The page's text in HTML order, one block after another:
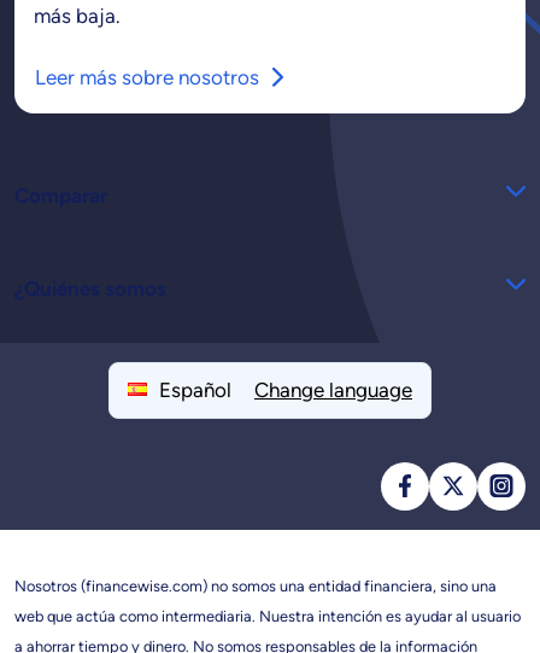
más baja.
Leer más sobre nosotros
Comparar
¿Quiénes somos
Español Change language
Nosotros (financewise.com) no somos una entidad financiera, sino una
web que actúa como intermediaria. Nuestra intención es ayudar al usuario
a ahorrar tiempo y dinero. No somos responsables de la información